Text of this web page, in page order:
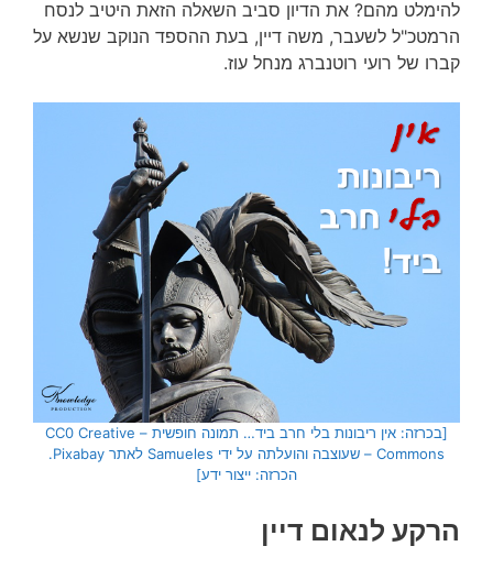
להימלט מהם? את הדיון סביב השאלה הזאת היטיב לנסח
הרמטכ"ל לשעבר, משה דיין, בעת ההספד הנוקב שנשא על
קברו של רועי רוטנברג מנחל עוז.
[בכרזה: אין ריבונות בלי חרב ביד… תמונה חופשית – CC0 Creative
Commons – שעוצבה והועלתה על ידי Samueles לאתר Pixabay.
הכרזה: ייצור ידע]
הרקע לנאום דיין